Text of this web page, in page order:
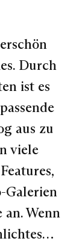
Durch
ist es
aus zu
viele
Galerien
Wenn